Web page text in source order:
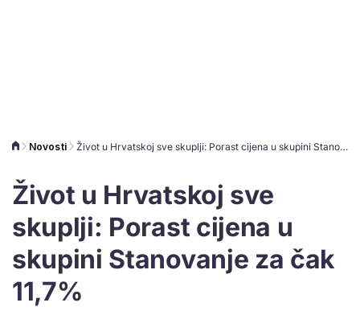
Novosti Život u Hrvatskoj sve skuplji: Porast cijena u skupini Stanovanje za čak 11,7%
Život u Hrvatskoj sve
skuplji: Porast cijena u
skupini Stanovanje za čak
11,7%